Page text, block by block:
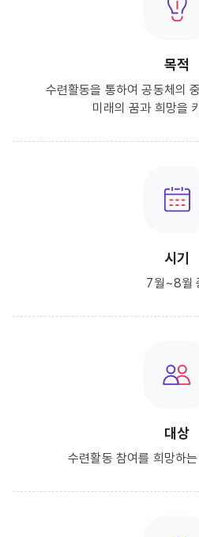
목적
수련활동을 통하여 공동체의
미래의 꿈과 희망을
시기
7월~8월
대상
수련활동 참여를 희망하